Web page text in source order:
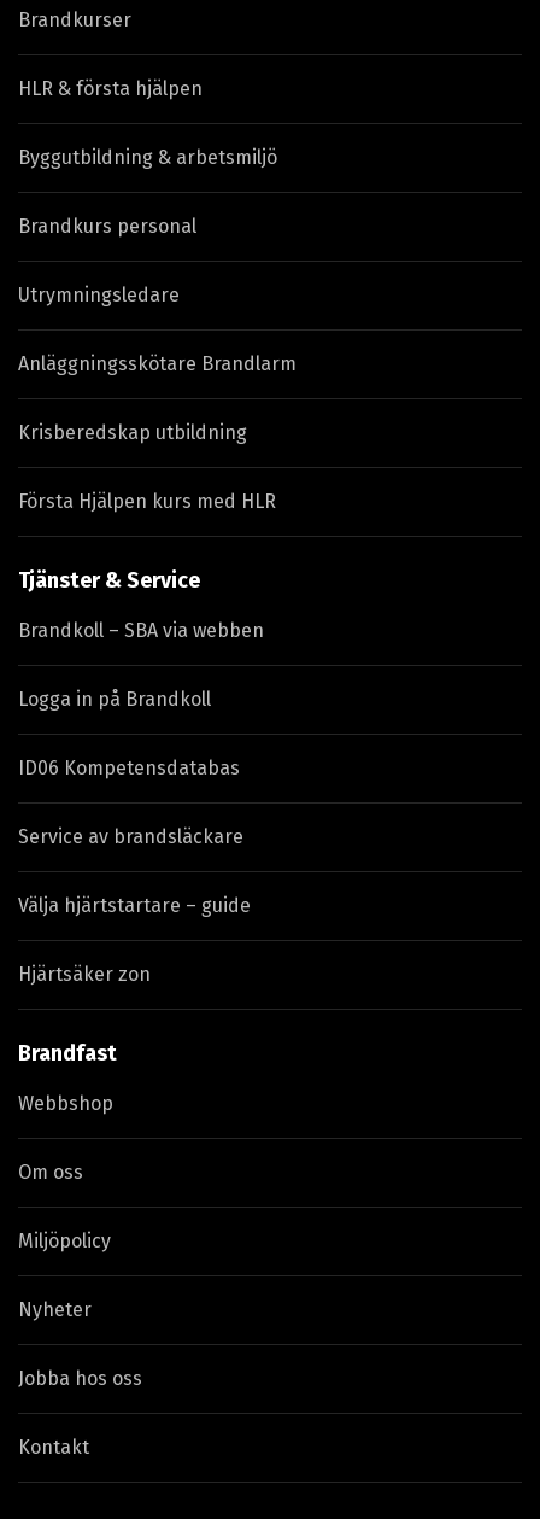
Brandkurser
HLR & första hjälpen
Byggutbildning & arbetsmiljö
Brandkurs personal
Utrymningsledare
Anläggningsskötare Brandlarm
Krisberedskap utbildning
Första Hjälpen kurs med HLR
Tjänster & Service
Brandkoll – SBA via webben
Logga in på Brandkoll
ID06 Kompetensdatabas
Service av brandsläckare
Välja hjärtstartare – guide
Hjärtsäker zon
Brandfast
Webbshop
Om oss
Miljöpolicy
Nyheter
Jobba hos oss
Kontakt